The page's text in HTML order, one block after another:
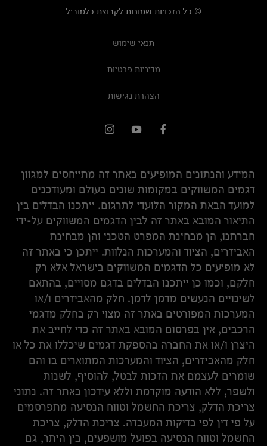
© כל הזכויות שמורות לקבוצת כלמוביל
תנאי שימוש
מדיניות פרטיות
הצהרת נגישות
המידע והנתונים המופיעים באתר זה מתייחסים למגוון
דגמים המשווקים במקומות שונים בעולם ומעודכנים
למועד הבאת המקור הלועדי לתרגום. ייתכנו הבדלים בין
התיאור המובא באתר זה לבין הדגמים המשווקים על-ידי
חברתנו, הן מבחינת המפרט הטכני והן מבחינת
האביזרים, הציוד והמערכות הנלוות. ייתכן כי באתר זה
לא מופיעים כל הדגמים המשווקים בישראל אלא רק
חלקם, וכמו כן ייתכנו הבדלים בדגם מסויים, בהתאם
לשינויים הנעשים מדמן לדמן. חלק מהאביזרים ו/או
המערכות המפורטים באתר זה מצוי רק בחלק מדגמי
הרכבים, אין בפרסום המובא באתר זה כדי לחייב את
היצרן ו/או את החברה בהספקת דגמים שיכללו את כל או
חלק מהאביזרים, הציוד והמערכות המתוארים בו והם
שומרים לעצמם את הזכות לבטל, להוסיף, לשנות
ולשפר, ללא הודעה מוקדמת וללא עידכון באתר זה. נתוני
צריכת הדלק, צריכת החשמל וטווח הנסיעה מתפרסמים
על פי דין לפי בדיקות המעבדה. צריכת הדלק, צריכת
החשמל וטווח הנסיעה בפועל מושפעים, בין היתר, גם